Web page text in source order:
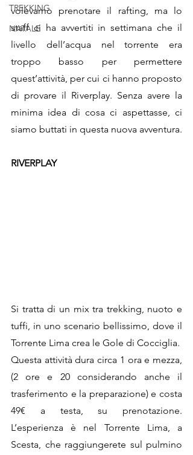
TREKKING
NATALE
volevamo prenotare il rafting, ma lo
staff ci ha avvertiti in settimana che il
livello dell’acqua nel torrente era
troppo basso per permettere
quest’attività, per cui ci hanno proposto
di provare il Riverplay. Senza avere la
minima idea di cosa ci aspettasse, ci
siamo buttati in questa nuova avventura.
RIVERPLAY
Si tratta di un mix tra trekking, nuoto e
tuffi, in uno scenario bellissimo, dove il
Torrente Lima crea le Gole di Cocciglia.
Questa attività dura circa 1 ora e mezza,
(2 ore e 20 considerando anche il
trasferimento e la preparazione) e costa
49€ a testa, su prenotazione.
L’esperienza è nel Torrente Lima, a
Scesta, che raggiungerete sul pulmino